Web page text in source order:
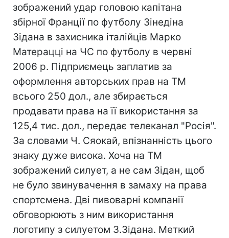
зображений удар головою капітана
збірної Франції по футболу Зінедіна
Зідана в захисника італійців Марко
Матерацці на ЧС по футболу в червні
2006 р. Підприємець заплатив за
оформлення авторських прав на ТМ
всього 250 дол., але збирається
продавати права на її використання за
125,4 тис. дол., передає телеканал "Росія".
За словами Ч. Сяокай, впізнанність цього
знаку дуже висока. Хоча на ТМ
зображений силует, а не сам Зідан, щоб
не було звинувачення в замаху на права
спортсмена. Дві пивоварні компанії
обговорюють з ним використання
логотипу з силуетом З.Зідана. Меткий